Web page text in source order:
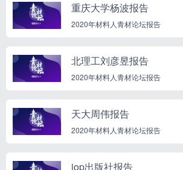
重庆大学杨波报告
2020年材料人青材论坛报告
北理工刘彦昱报告
2020年材料人青材论坛报告
天大周伟报告
2020年材料人青材论坛报告
iop出版社报告